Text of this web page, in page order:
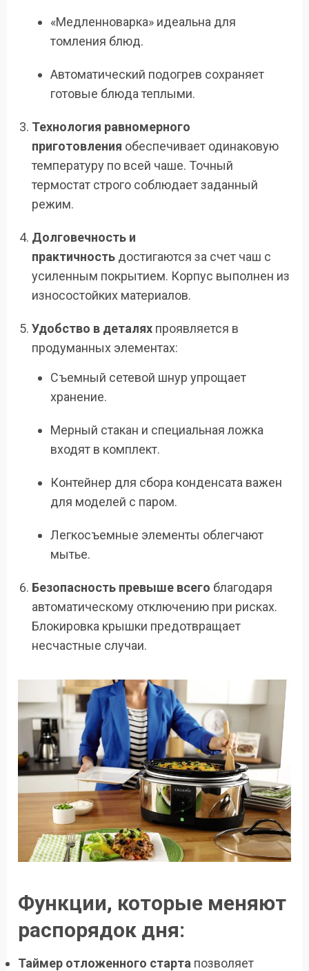
«Медленноварка» идеальна для
томления блюд.
Автоматический подогрев сохраняет
готовые блюда теплыми.
Технология равномерного
приготовления обеспечивает одинаковую
температуру по всей чаше. Точный
термостат строго соблюдает заданный
режим.
Долговечность и
практичность достигаются за счет чаш с
усиленным покрытием. Корпус выполнен из
износостойких материалов.
Удобство в деталях проявляется в
продуманных элементах:
Съемный сетевой шнур упрощает
хранение.
Мерный стакан и специальная ложка
входят в комплект.
Контейнер для сбора конденсата важен
для моделей с паром.
Легкосъемные элементы облегчают
мытье.
Безопасность превыше всего благодаря
автоматическому отключению при рисках.
Блокировка крышки предотвращает
несчастные случаи.
Функции, которые меняют
распорядок дня:
Таймер отложенного старта позволяет